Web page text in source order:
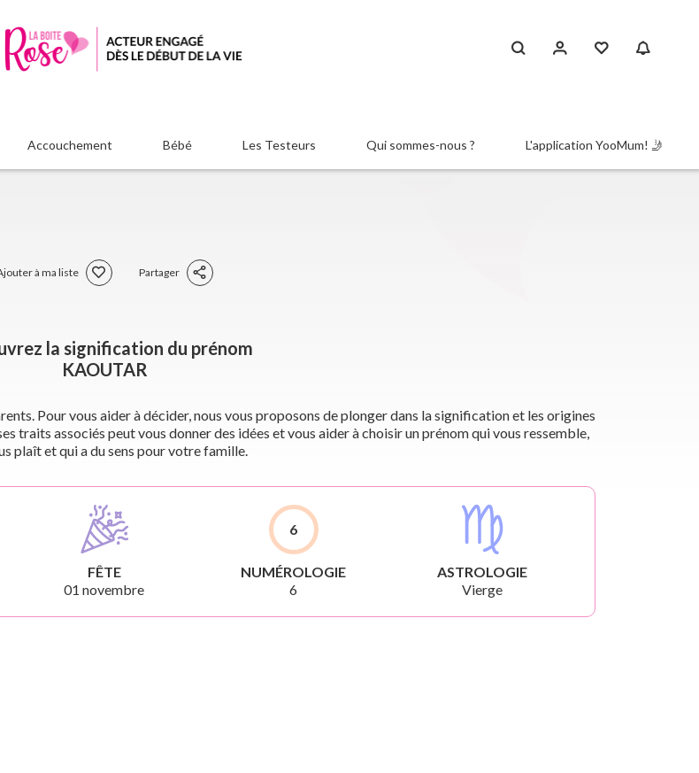
Accouchement Bébé Les Testeurs Qui sommes-nous ? L'application YooMum! 🤳
à ma liste Partager
la signification du prénom
KAOUTAR
Pour vous aider à décider, nous vous proposons de plonger dans la signification et les origines
traits associés peut vous donner des idées et vous aider à choisir un prénom qui vous ressemble,
plaît et qui a du sens pour votre famille.
FÊTE
01 novembre
6
NUMÉROLOGIE
6
ASTROLOGIE
Vierge